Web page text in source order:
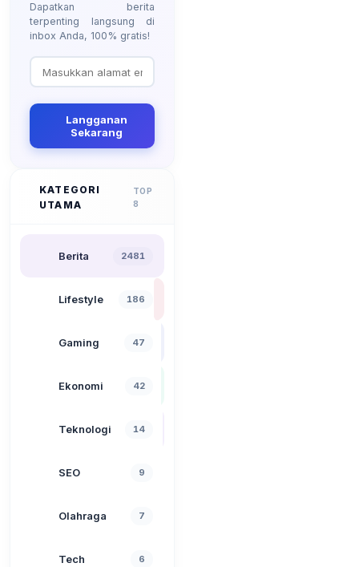
Dapatkan berita
terpenting langsung di
inbox Anda, 100% gratis!
Langganan
Sekarang
KATEGORI
UTAMA
TOP
8
Berita 2481
Lifestyle 186
Gaming 47
Ekonomi 42
Teknologi 14
SEO 9
Olahraga 7
Tech 6